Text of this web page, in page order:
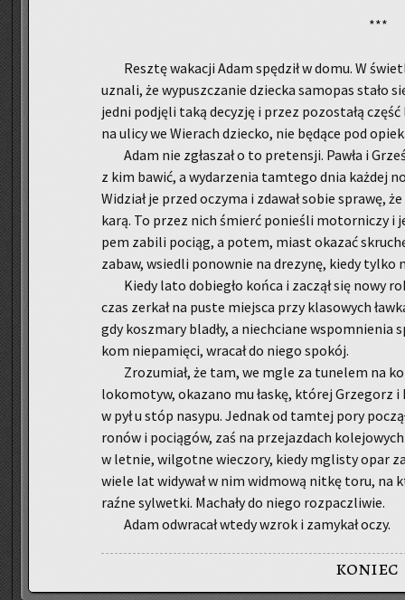
***
Resz­tę wa­ka­cji Adam spę­dził w domu. W
uzna­li, że wy­pusz­cza­nie dziec­ka sa­mo­pas stało
jedni pod­ję­li taką de­cy­zję i przez po­zo­sta­łą
na ulicy we Wie­rach dziec­ko, nie bę­dą­ce pod
Adam nie zgła­szał o to pre­ten­sji. Pawła i
z kim bawić, a wy­da­rze­nia tam­te­go dnia każ­dej
Wi­dział je przed oczy­ma i zda­wał sobie spra­wę,
karą. To przez nich śmierć po­nie­śli mo­tor­ni­czy i
pem za­bi­li po­ciąg, a potem, miast oka­zać
zabaw, wsie­dli po­now­nie na dre­zy­nę, kiedy tylko
Kiedy lato do­bie­gło końca i za­czął się nowy
czas zer­kał na puste miej­sca przy kla­so­wych
gdy kosz­ma­ry bla­dły, a nie­chcia­ne wspo­mnie­nia
kom nie­pa­mię­ci, wra­cał do niego spo­kój.
Zro­zu­miał, że tam, we mgle za tu­ne­lem na
lo­ko­mo­tyw, oka­za­no mu łaskę, któ­rej Grze­gorz i
w pył u stóp na­sy­pu. Jed­nak od tam­tej pory
ro­nów i po­cią­gów, zaś na prze­jaz­dach
w let­nie, wil­got­ne wie­czo­ry, kiedy mgli­sty opar
wiele lat wi­dy­wał w nim wid­mo­wą nitkę toru, na
raź­ne syl­wet­ki. Ma­cha­ły do niego roz­pacz­li­wie.
Adam od­wra­cał wtedy wzrok i za­my­kał oczy.
koniec